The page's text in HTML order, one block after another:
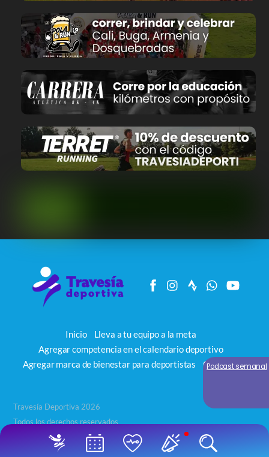
Inicio
Lleva a tu equipo a la meta
Agregar competencia en el calendario deportivo
Agregar marca de bienestar para deportistas
Contacto
Travesía Deportiva 2026
Todos los derechos reservados
Podcast semanal